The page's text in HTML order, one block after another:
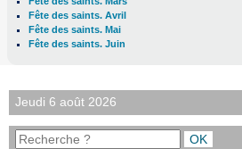
Fête des saints. Avril
Fête des saints. Mai
Fête des saints. Juin
Jeudi 6 août 2026